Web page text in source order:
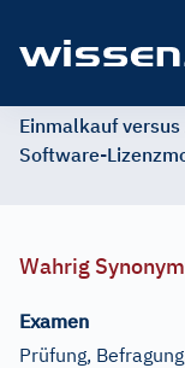
Einmalkauf
Software-
Wahrig
Examen
Prüfung,